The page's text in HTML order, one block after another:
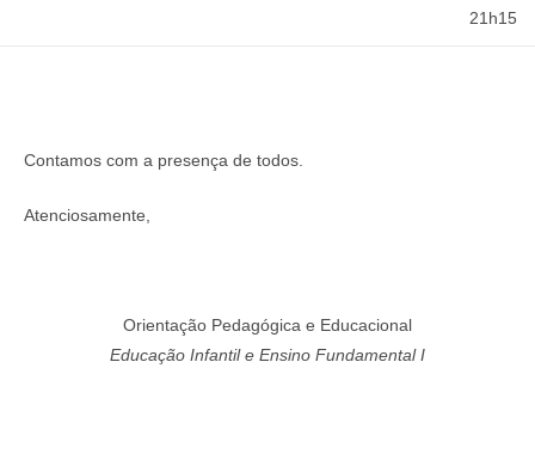
21h15
Contamos com a presença de todos.
Atenciosamente,
Orientação Pedagógica e Educacional
Educação Infantil e Ensino Fundamental I